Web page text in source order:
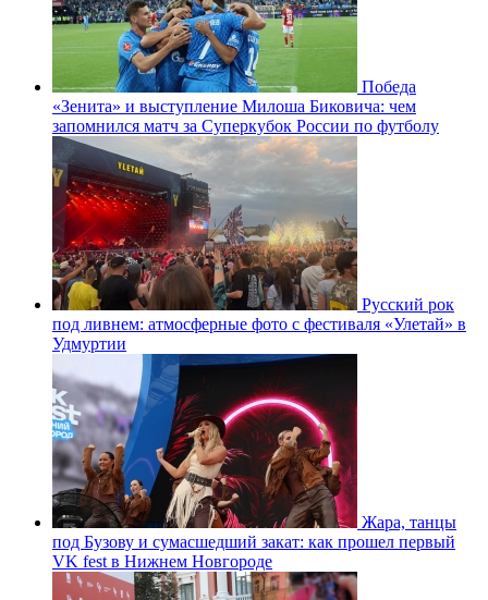
Победа
«Зенита» и выступление Милоша Биковича: чем
запомнился матч за Суперкубок России по футболу
Русский рок
под ливнем: атмосферные фото с фестиваля «Улетай» в
Удмуртии
Жара, танцы
под Бузову и сумасшедший закат: как прошел первый
VK fest в Нижнем Новгороде